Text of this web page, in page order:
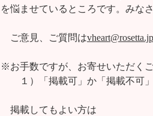
を悩ませているところです。みな
ご意見、ご質問はvheart@rosetta.jp
※お手数ですが、お寄せいただく
　１）「掲載可」か「掲載不可
掲載してもよい方は